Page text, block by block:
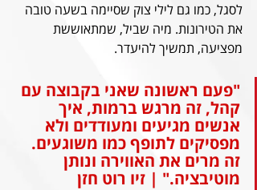
לסגל, כמו גם לילי צוק שסיימה בשעה טובה
את הטירונות. מיה שביל, שמתאוששת
מפציעה, תמשיך להיעדר.
"פעם ראשונה שאני בקבוצה עם
קהל, זה מרגש ברמות, איך
אנשים מגיעים ומעודדים ולא
מפסיקים לתופף כמו משוגעים.
זה מרים את האווירה ונותן
מוטיבציה." | זיו רוט חזן